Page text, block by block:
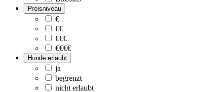
Preisniveau
€
€€
€€€
€€€€
Hunde erlaubt
ja
begrenzt
nicht erlaubt